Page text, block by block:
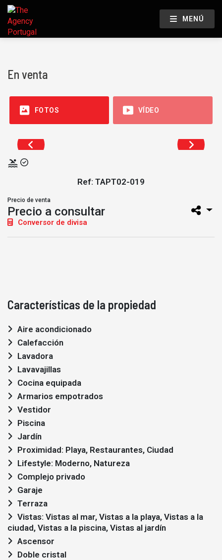
MENÚ
En venta
FOTOS VÍDEO
Ref: TAPT02-019
Precio de venta
Precio a consultar
Conversor de divisa
Características de la propiedad
Aire acondicionado
Calefacción
Lavadora
Lavavajillas
Cocina equipada
Armarios empotrados
Vestidor
Piscina
Jardín
Proximidad: Playa, Restaurantes, Ciudad
Lifestyle: Moderno, Natureza
Complejo privado
Garaje
Terraza
ciudad, Vistas a la piscina, Vistas al jardín
Ascensor
Doble cristal